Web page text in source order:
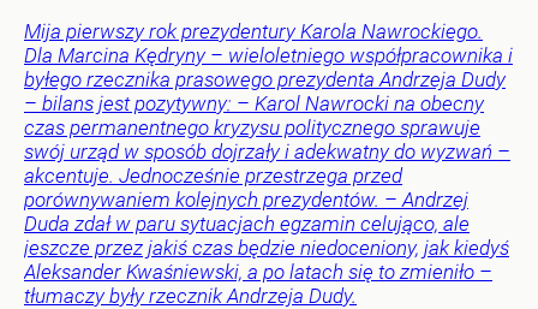
Mija pierwszy rok prezydentury Karola Nawrockiego.
Dla Marcina Kędryny – wieloletniego współpracownika i
byłego rzecznika prasowego prezydenta Andrzeja Dudy
– bilans jest pozytywny: – Karol Nawrocki na obecny
czas permanentnego kryzysu politycznego sprawuje
swój urząd w sposób dojrzały i adekwatny do wyzwań –
akcentuje. Jednocześnie przestrzega przed
porównywaniem kolejnych prezydentów. – Andrzej
Duda zdał w paru sytuacjach egzamin celująco, ale
jeszcze przez jakiś czas będzie niedoceniony, jak kiedyś
Aleksander Kwaśniewski, a po latach się to zmieniło –
tłumaczy były rzecznik Andrzeja Dudy.